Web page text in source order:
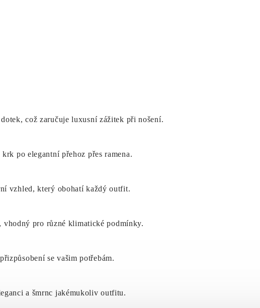
což zaručuje luxusní zážitek při nošení.
po elegantní přehoz přes ramena.
vzhled, který obohatí každý outfit.
pro různé klimatické podmínky.
se vašim potřebám.
a šmrnc jakémukoliv outfitu.